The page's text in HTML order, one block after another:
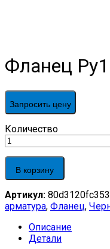
Фланец
Запросить цену
Фланец
Ру10
Ду65
quantity
Количество
В корзину
Артикул: 80d3120fc353
арматура, Фланец,
Описание
Детали